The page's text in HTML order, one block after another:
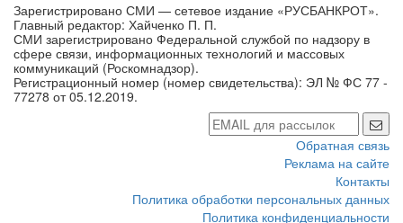
Зарегистрировано СМИ — сетевое издание «РУСБАНКРОТ».
Главный редактор: Хайченко П. П.
СМИ зарегистрировано Федеральной службой по надзору в
сфере связи, информационных технологий и массовых
коммуникаций (Роскомнадзор).
Регистрационный номер (номер свидетельства): ЭЛ № ФС 77 -
77278 от 05.12.2019.
Обратная связь
Реклама на сайте
Контакты
Политика обработки персональных данных
Политика конфиденциальности